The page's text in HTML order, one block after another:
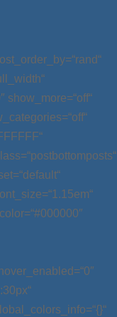
show_more=“off“